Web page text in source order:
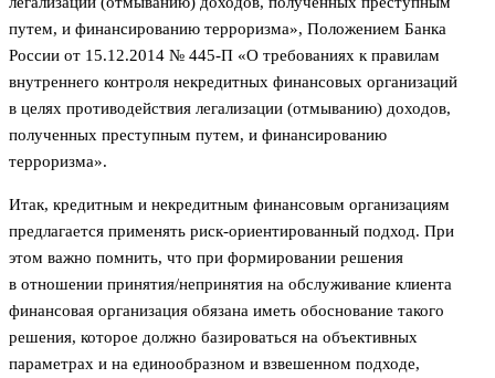
путем, и финансированию терроризма», Положением Банка
России от 15.12.2014 № 445-П «О требованиях к правилам
внутреннего контроля некредитных финансовых организаций
в целях противодействия легализации (отмыванию) доходов,
полученных преступным путем, и финансированию
терроризма».
Итак, кредитным и некредитным финансовым организациям
предлагается применять риск-ориентированный подход. При
этом важно помнить, что при формировании решения
в отношении принятия/непринятия на обслуживание клиента
финансовая организация обязана иметь обоснование такого
решения, которое должно базироваться на объективных
параметрах и на единообразном и взвешенном подходе,